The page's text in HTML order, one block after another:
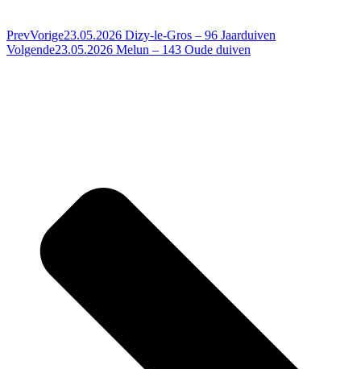
PrevVorige23.05.2026 Dizy-le-Gros – 96 Jaarduiven
Volgende23.05.2026 Melun – 143 Oude duiven